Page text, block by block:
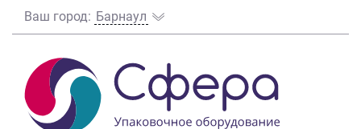
Ваш город: Барнаул